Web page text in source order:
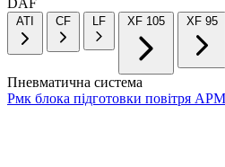
Пневматична система
Рмк блока підготовки повітря